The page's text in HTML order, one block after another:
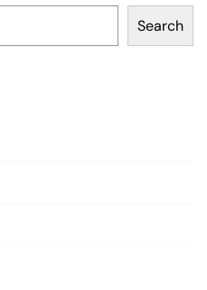
Search